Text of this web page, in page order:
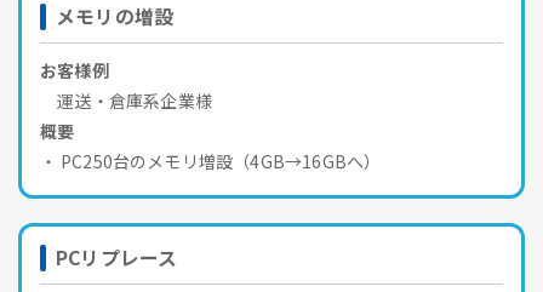
メモリの増設
お客様例
運送・倉庫系企業様
概要
PC250台のメモリ増設（4GB→16GBへ）
PCリプレース